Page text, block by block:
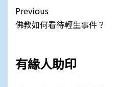
Post
navigation
Previous
佛教如何看待輕生事件？
有緣人助印